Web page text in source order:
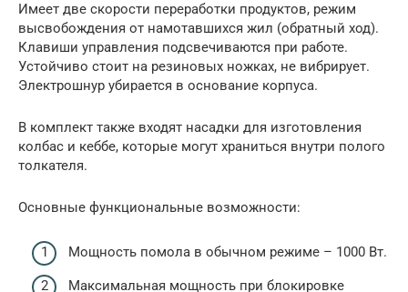
Имеет две скорости переработки продуктов, режим
высвобождения от намотавшихся жил (обратный ход).
Клавиши управления подсвечиваются при работе.
Устойчиво стоит на резиновых ножках, не вибрирует.
Электрошнур убирается в основание корпуса.
В комплект также входят насадки для изготовления
колбас и кеббе, которые могут храниться внутри полого
толкателя.
Основные функциональные возможности:
Мощность помола в обычном режиме – 1000 Вт.
Максимальная мощность при блокировке